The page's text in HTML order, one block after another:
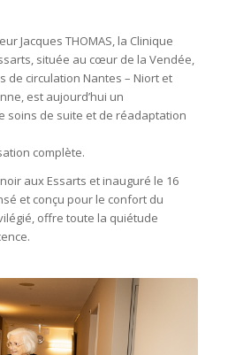
Jacques THOMAS, la Clinique
située au cœur de la Vendée,
de circulation Nantes – Niort et
est aujourd’hui un
soins de suite et de réadaptation
complète.
aux Essarts et inauguré le 16
et conçu pour le confort du
offre toute la quiétude